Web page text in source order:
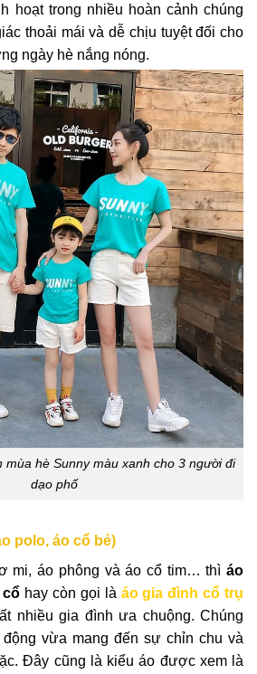
hoạt trong nhiều hoàn cảnh chúng
thoải mái và dễ chịu tuyệt đối cho
ngày hè nắng nóng.
mùa hè Sunny màu xanh cho 3 người đi
dạo phố
polo, áo cổ bẻ)
mi, áo phông và áo cổ tim… thìáo
cổ hay còn gọi là áo gia đình cổ trụ
nhiều gia đình ưa chuộng. Chúng
vừa mang đến sự chỉn chu và
Đây cũng là kiểu áo được xem là